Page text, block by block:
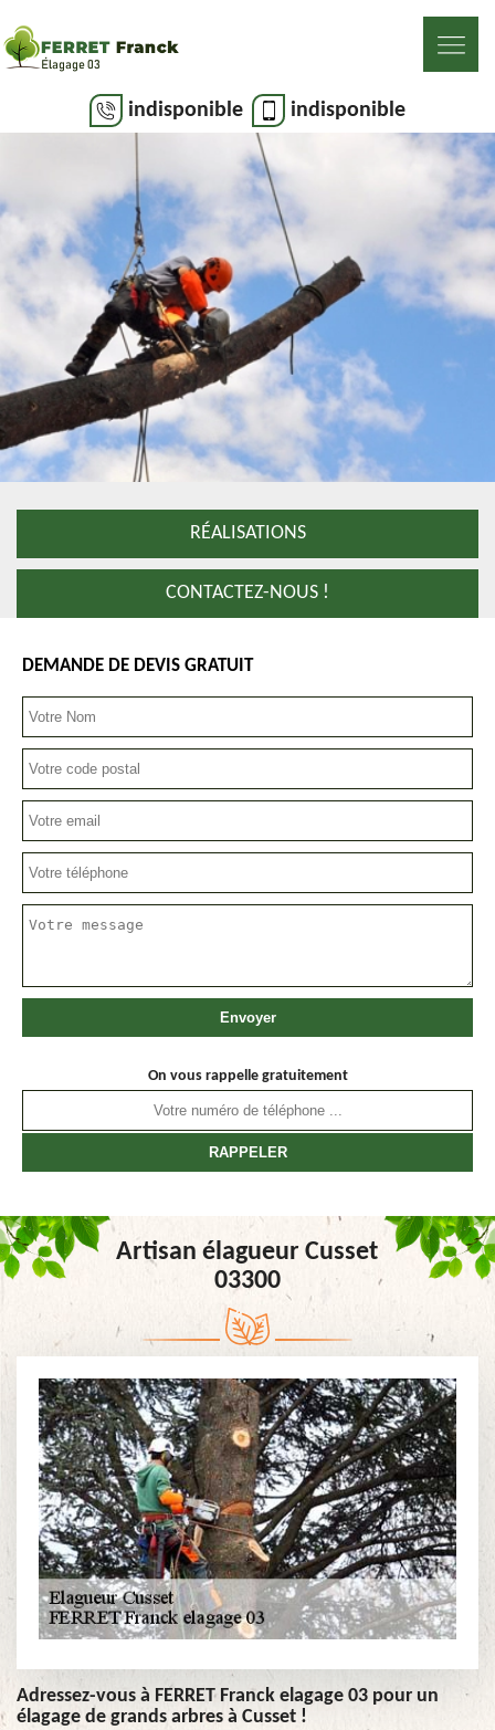
indisponible indisponible
RÉALISATIONS
CONTACTEZ-NOUS !
DEMANDE DE DEVIS GRATUIT
On vous rappelle gratuitement
Artisan élagueur Cusset
03300
Adressez-vous à FERRET Franck elagage 03 pour un
élagage de grands arbres à Cusset !